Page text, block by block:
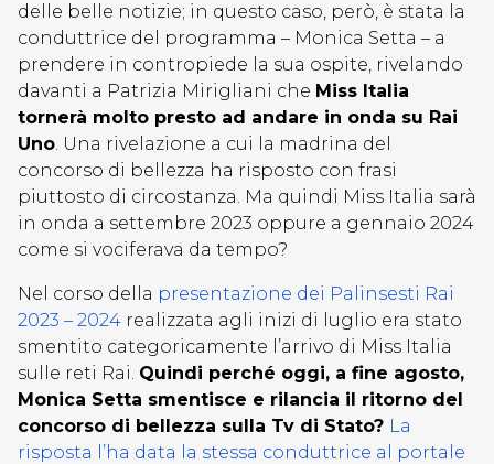
delle belle notizie; in questo caso, però, è stata la
conduttrice del programma – Monica Setta – a
prendere in contropiede la sua ospite, rivelando
davanti a Patrizia Mirigliani che Miss Italia
tornerà molto presto ad andare in onda su Rai
Uno. Una rivelazione a cui la madrina del
concorso di bellezza ha risposto con frasi
piuttosto di circostanza. Ma quindi Miss Italia sarà
in onda a settembre 2023 oppure a gennaio 2024
come si vociferava da tempo?
Nel corso della presentazione dei Palinsesti Rai
2023 – 2024 realizzata agli inizi di luglio era stato
smentito categoricamente l’arrivo di Miss Italia
sulle reti Rai. Quindi perché oggi, a fine agosto,
Monica Setta smentisce e rilancia il ritorno del
concorso di bellezza sulla Tv di Stato? La
risposta l’ha data la stessa conduttrice al portale